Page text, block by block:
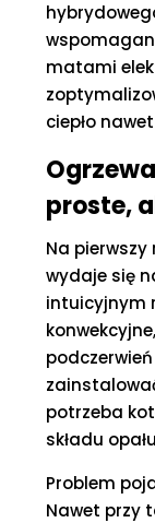
matami
ciepło
proste,
Na
wydaje się
intuicyjnym
potrzeba
składu
Problem
Nawet przy